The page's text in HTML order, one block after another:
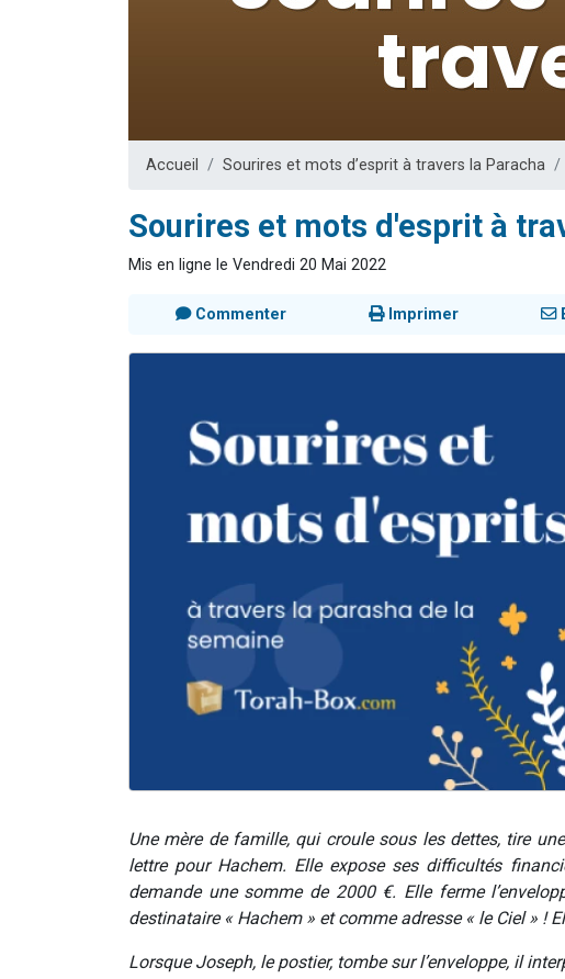
3 personnes viennent
2 personnes viennent
2 nouvelles
Accueil Sourires et mots d’esprit à travers la Paracha
Sourires et mots d'esprit à
Mis en ligne le Vendredi 20 Mai 2022
Commenter Imprimer
Une mère de famille, qui croule sous les dettes, tire
lettre pour Hachem. Elle expose ses difficultés
demande une somme de 2000 €. Elle ferme
destinataire « Hachem » et comme adresse « le Ciel » !
Lorsque Joseph, le postier, tombe sur l’enveloppe, il